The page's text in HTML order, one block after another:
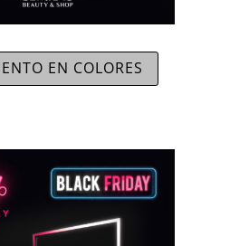
EN COLORES